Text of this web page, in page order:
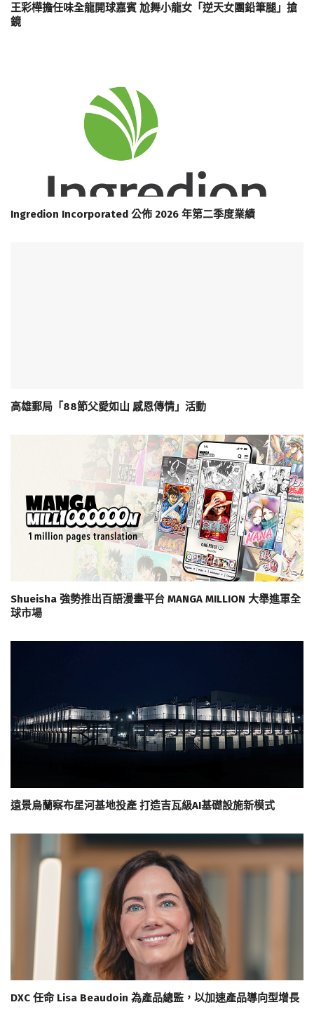
王彩樺擔任味全龍開球嘉賓 尬舞小龍女「逆天女團鉛筆腿」搶
鏡
Ingredion Incorporated 公佈 2026 年第二季度業績
高雄郵局「88節父愛如山 感恩傳情」活動
Shueisha 強勢推出百語漫畫平台 MANGA MILLION 大舉進軍全
球市場
遠景烏蘭察布星河基地投產 打造吉瓦級AI基礎設施新模式
DXC 任命 Lisa Beaudoin 為產品總監，以加速產品導向型增長